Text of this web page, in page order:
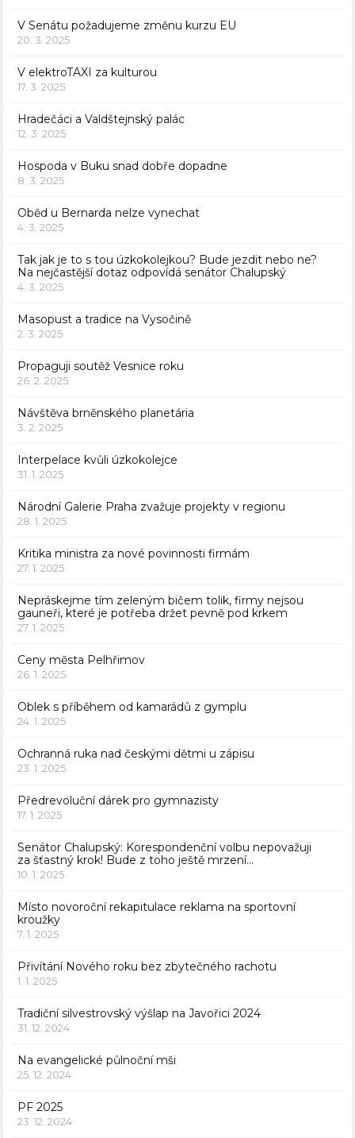
V Senátu požadujeme změnu kurzu EU
20. 3. 2025
V elektroTAXI za kulturou
17. 3. 2025
Hradečáci a Valdštejnský palác
12. 3. 2025
Hospoda v Buku snad dobře dopadne
8. 3. 2025
Oběd u Bernarda nelze vynechat
4. 3. 2025
Tak jak je to s tou úzkokolejkou? Bude jezdit nebo ne?
Na nejčastější dotaz odpovídá senátor Chalupský
4. 3. 2025
Masopust a tradice na Vysočině
2. 3. 2025
Propaguji soutěž Vesnice roku
26. 2. 2025
Návštěva brněnského planetária
3. 2. 2025
Interpelace kvůli úzkokolejce
31. 1. 2025
Národní Galerie Praha zvažuje projekty v regionu
28. 1. 2025
Kritika ministra za nové povinnosti firmám
27. 1. 2025
Nepráskejme tím zeleným bičem tolik, firmy nejsou
gauneři, které je potřeba držet pevně pod krkem
27. 1. 2025
Ceny města Pelhřimov
26. 1. 2025
Oblek s příběhem od kamarádů z gymplu
24. 1. 2025
Ochranná ruka nad českými dětmi u zápisu
23. 1. 2025
Předrevoluční dárek pro gymnazisty
17. 1. 2025
Senátor Chalupský: Korespondenční volbu nepovažuji
za šťastný krok! Bude z toho ještě mrzení…
10. 1. 2025
Místo novoroční rekapitulace reklama na sportovní
kroužky
7. 1. 2025
Přivítání Nového roku bez zbytečného rachotu
1. 1. 2025
Tradiční silvestrovský výšlap na Javořici 2024
31. 12. 2024
Na evangelické půlnoční mši
25. 12. 2024
PF 2025
23. 12. 2024